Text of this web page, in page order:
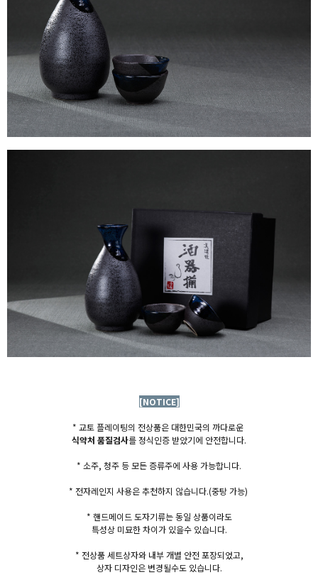
[NOTICE]
* 교토 플레이팅의 전상품은 대한민국의 까다로운
식약처 품질검사를 정식인증 받았기에 안전합니다.
* 소주, 청주 등 모든 증류주에 사용 가능합니다.
* 전자레인지 사용은 추천하지 않습니다.(중탕 가능)
* 핸드메이드 도자기류는 동일 상품이라도
특성상 미묘한 차이가 있을수 있습니다.
* 전상품 세트상자와 내부 개별 안전 포장되었고,
상자 디자인은 변경될수도 있습니다.